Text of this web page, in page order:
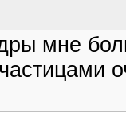
мне